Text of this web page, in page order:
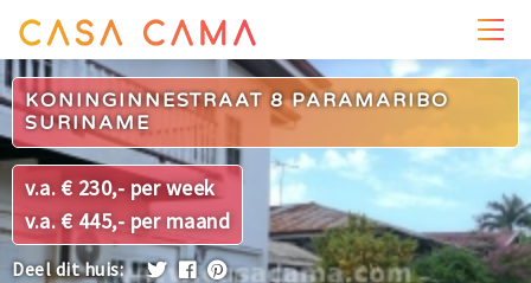
PRIJZEN WONING
KONINGINNESTRAAT 8 PARAMARIBO
SURINAME
v.a. € 230,- per week
v.a. € 445,- per maand
Deel dit huis: